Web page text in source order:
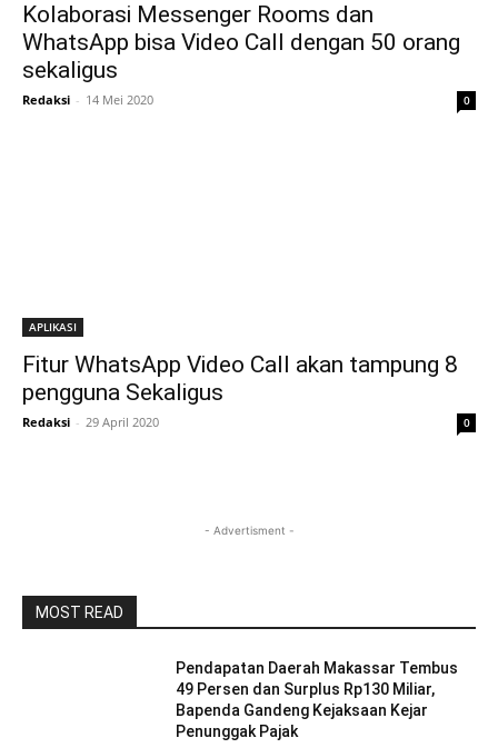
Kolaborasi Messenger Rooms dan
WhatsApp bisa Video Call dengan 50 orang
sekaligus
Redaksi - 14 Mei 2020 0
APLIKASI
Fitur WhatsApp Video Call akan tampung 8
pengguna Sekaligus
Redaksi - 29 April 2020 0
- Advertisment -
MOST READ
Pendapatan Daerah Makassar Tembus
49 Persen dan Surplus Rp130 Miliar,
Bapenda Gandeng Kejaksaan Kejar
Penunggak Pajak